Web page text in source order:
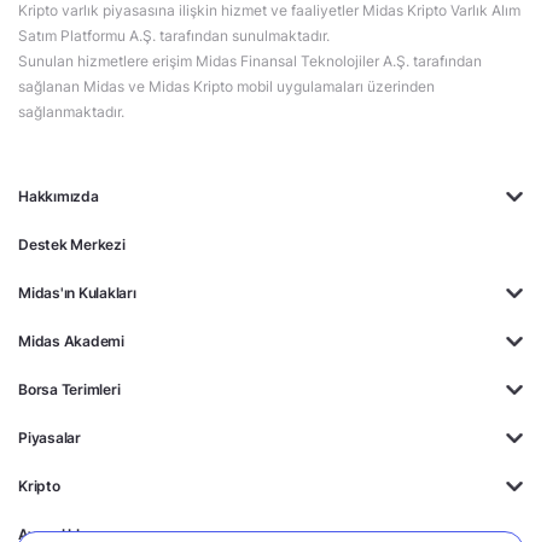
Hakkımızda
Destek Merkezi
Midas'ın Kulakları
Midas Akademi
Borsa Terimleri
Piyasalar
Kripto
Ayrıcalıklar
Kripto varlık piyasasına ilişkin hizmet ve faaliyetler Midas Kripto Varlık Alım
Satım Platformu A.Ş. tarafından sunulmaktadır.
Sunulan hizmetlere erişim Midas Finansal Teknolojiler A.Ş. tarafından
sağlanan Midas ve Midas Kripto mobil uygulamaları üzerinden
sağlanmaktadır.